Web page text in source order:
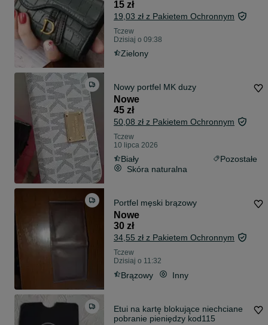
15 zł
19,03 zł z Pakietem Ochronnym
Tczew
Dzisiaj o 09:38
Zielony
Nowy portfel MK duzy
Nowe
45 zł
50,08 zł z Pakietem Ochronnym
Tczew
10 lipca 2026
Biały
Pozostałe
Skóra naturalna
Portfel męski brązowy
Nowe
30 zł
34,55 zł z Pakietem Ochronnym
Tczew
Dzisiaj o 11:32
Brązowy Inny
Etui na kartę blokujące niechciane
pobranie pieniędzy kod115